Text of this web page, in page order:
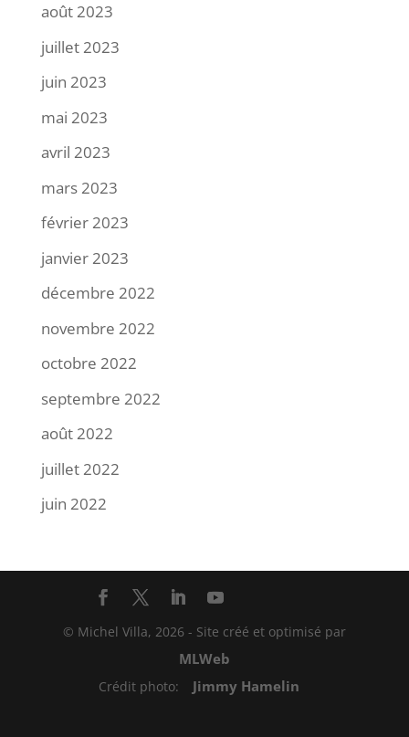
août 2023
juillet 2023
juin 2023
mai 2023
avril 2023
mars 2023
février 2023
janvier 2023
décembre 2022
novembre 2022
octobre 2022
septembre 2022
août 2022
juillet 2022
juin 2022
© Michel Villa, 2026 - Site créé et optimisé par
MLWeb
Crédit photo: Jimmy Hamelin